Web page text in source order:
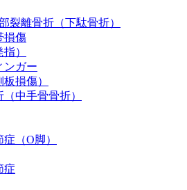
裂離骨折（下駄骨折）
損傷
）
ンガー
損傷）
中手骨骨折）
（O脚）
症